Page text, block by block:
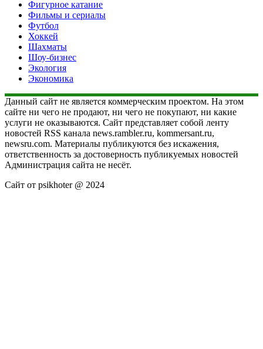
Фигурное катание
Фильмы и сериалы
Футбол
Хоккей
Шахматы
Шоу-бизнес
Экология
Экономика
Данный сайт не является коммерческим проектом. На этом
сайте ни чего не продают, ни чего не покупают, ни какие
услуги не оказываются. Сайт представляет собой ленту
новостей RSS канала news.rambler.ru, kommersant.ru,
newsru.com. Материалы публикуются без искажения,
ответственность за достоверность публикуемых новостей
Администрация сайта не несёт.
Сайт от psikhoter @ 2024